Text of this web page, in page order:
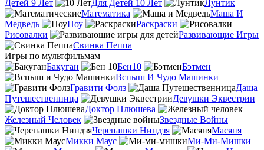
Детей 9 Лет
Для Детей 10 Лет
Лунтик
Математика
Маша И
Медведь
Поу
Раскраски
Рисовалки
Развивающие Игры
Свинка Пеппа
Игры по мультфильмам
Бакуган
Бен10
Бэтмен
Вспыш И Чудо Машинки
Гравити Фолз
Даша
Путешественница
Девушки Эквестрии
Доктор Плюшева
Железный Человек
Звездные Войны
Черепашки Ниндзя
Масяня
Микки Маус
Ми-Ми-Мишки